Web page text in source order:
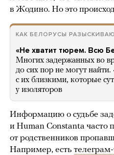
в Жодино. Но это
КАК БЕЛОРУСЫ
«Не хватит тюрем. Всю
Многих задержанных во
до сих пор не могут
с их близкими, которые
у изоляторов
Информацию о судьбе
и Human Constanta часто
от родственников
Например, есть